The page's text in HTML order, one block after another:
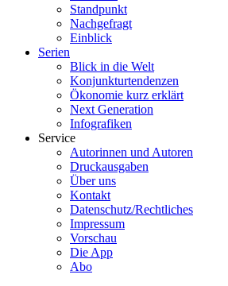
Standpunkt
Nachgefragt
Einblick
Serien
Blick in die Welt
Konjunkturtendenzen
Ökonomie kurz erklärt
Next Generation
Infografiken
Service
Autorinnen und Autoren
Druckausgaben
Über uns
Kontakt
Datenschutz/Rechtliches
Impressum
Vorschau
Die App
Abo